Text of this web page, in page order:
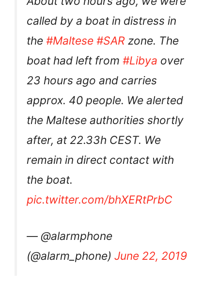
called by a boat in distress in
the #Maltese #SAR zone. The
boat had left from #Libya over
23 hours ago and carries
approx. 40 people. We alerted
the Maltese authorities shortly
after, at 22.33h CEST. We
remain in direct contact with
the boat.
pic.twitter.com/bhXERtPrbC
— @alarmphone
(@alarm_phone) June 22, 2019